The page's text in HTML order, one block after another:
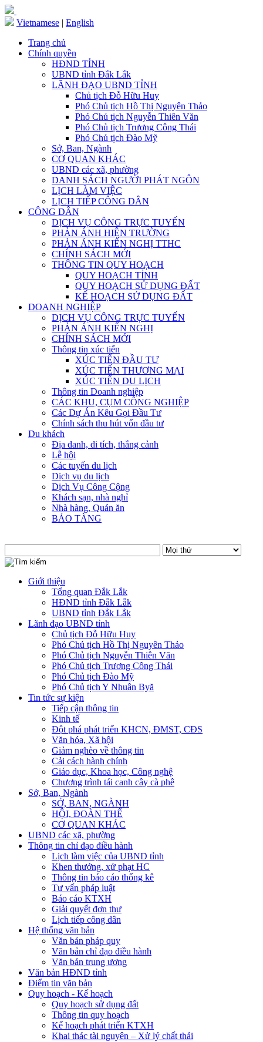
Vietnamese | English
Trang chủ
Chính quyền
HĐND TỈNH
UBND tỉnh Đắk Lắk
LÃNH ĐẠO UBND TỈNH
Chủ tịch Đỗ Hữu Huy
Phó Chủ tịch Hồ Thị Nguyên Thảo
Phó Chủ tịch Nguyễn Thiên Văn
Phó Chủ tịch Trương Công Thái
Phó Chủ tịch Đào Mỹ
Sở, Ban, Ngành
CƠ QUAN KHÁC
UBND các xã, phường
DANH SÁCH NGƯỜI PHÁT NGÔN
LỊCH LÀM VIỆC
LỊCH TIẾP CÔNG DÂN
CÔNG DÂN
DỊCH VỤ CÔNG TRỰC TUYẾN
PHẢN ÁNH HIỆN TRƯỜNG
PHẢN ÁNH KIẾN NGHỊ TTHC
CHÍNH SÁCH MỚI
THÔNG TIN QUY HOẠCH
QUY HOẠCH TỈNH
QUY HOẠCH SỬ DỤNG ĐẤT
KẾ HOẠCH SỬ DỤNG ĐẤT
DOANH NGHIỆP
DỊCH VỤ CÔNG TRỰC TUYẾN
PHẢN ÁNH KIẾN NGHỊ
CHÍNH SÁCH MỚI
Thông tin xúc tiến
XÚC TIẾN ĐẦU TƯ
XÚC TIẾN THƯƠNG MẠI
XÚC TIẾN DU LỊCH
Thông tin Doanh nghiệp
CÁC KHU, CỤM CÔNG NGHIỆP
Các Dự Án Kêu Gọi Đầu Tư
Chính sách thu hút vốn đầu tư
Du khách
Địa danh, di tích, thắng cảnh
Lễ hội
Các tuyến du lịch
Dịch vụ du lịch
Dịch Vụ Công Cộng
Khách sạn, nhà nghỉ
Nhà hàng, Quán ăn
BẢO TÀNG
Giới thiệu
Tổng quan Đắk Lắk
HĐND tỉnh Đắk Lắk
UBND tỉnh Đắk Lắk
Lãnh đạo UBND tỉnh
Chủ tịch Đỗ Hữu Huy
Phó Chủ tịch Hồ Thị Nguyên Thảo
Phó Chủ tịch Nguyễn Thiên Văn
Phó Chủ tịch Trương Công Thái
Phó Chủ tịch Đào Mỹ
Phó Chủ tịch Y Nhuân Byă
Tin tức sự kiện
Tiếp cận thông tin
Kinh tế
Đột phá phát triển KHCN, ĐMST, CĐS
Văn hóa, Xã hội
Giảm nghèo về thông tin
Cải cách hành chính
Giáo dục, Khoa học, Công nghệ
Chương trình tái canh cây cà phê
Sở, Ban, Ngành
SỞ, BAN, NGÀNH
HỘI, ĐOÀN THỂ
CƠ QUAN KHÁC
UBND các xã, phường
Thông tin chỉ đạo điều hành
Lịch làm việc của UBND tỉnh
Khen thưởng, xử phạt HC
Thông tin báo cáo thống kê
Tư vấn pháp luật
Báo cáo KTXH
Giải quyết đơn thư
Lịch tiếp công dân
Hệ thống văn bản
Văn bản pháp quy
Văn bản chỉ đạo điều hành
Văn bản trung ương
Văn bản HĐND tỉnh
Điểm tin văn bản
Quy hoạch - Kế hoạch
Quy hoạch sử dụng đất
Thông tin quy hoạch
Kế hoạch phát triển KTXH
Khai thác tài nguyên – Xử lý chất thải